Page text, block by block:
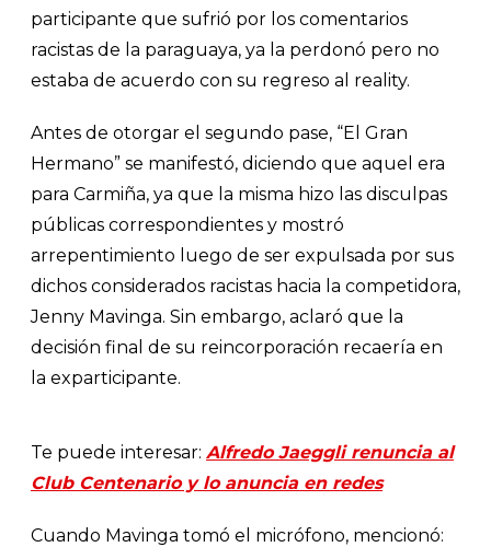
participante que sufrió por los comentarios
racistas de la paraguaya, ya la perdonó pero no
estaba de acuerdo con su regreso al reality.
Antes de otorgar el segundo pase, “El Gran
Hermano” se manifestó, diciendo que aquel era
para Carmiña, ya que la misma hizo las disculpas
públicas correspondientes y mostró
arrepentimiento luego de ser expulsada por sus
dichos considerados racistas hacia la competidora,
Jenny Mavinga. Sin embargo, aclaró que la
decisión final de su reincorporación recaería en
la exparticipante.
Te puede interesar: Alfredo Jaeggli renuncia al
Club Centenario y lo anuncia en redes
Cuando Mavinga tomó el micrófono, mencionó: